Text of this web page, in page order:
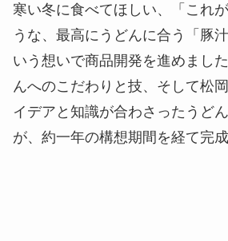
寒い冬に食べてほしい、「これ
うな、最高にうどんに合う「豚
いう想いで商品開発を進めまし
んへのこだわりと技、そして松
イデアと知識が合わさったうど
が、約一年の構想期間を経て完成